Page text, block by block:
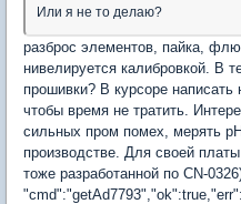
Или я не то делаю?
разброс элементов, пайка,
нивелируется калибровкой. В
прошивки? В курсоре
чтобы время не тратить.
сильных пром помех, мерять
производстве. Для своей
тоже разработанной по CN-